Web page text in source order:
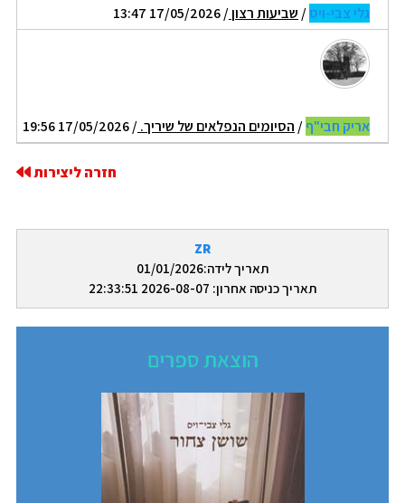
ZR
תאריך לידה:01/01/2026
תאריך כניסה אחרון: 2026-08-07 22:33:51
הוצאת ספרים
גלי צבי-ויס/ שביעות רצון/ 17/05/2026 13:47
אריק חבי"ף/ הסיומים הנפלאים של שיריך./ 17/05/2026 19:56
חזרה ליצירות